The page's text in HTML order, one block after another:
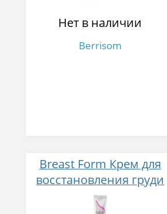
Нет в наличии
Berrisom
Breast Form Крем для
восстановления груди